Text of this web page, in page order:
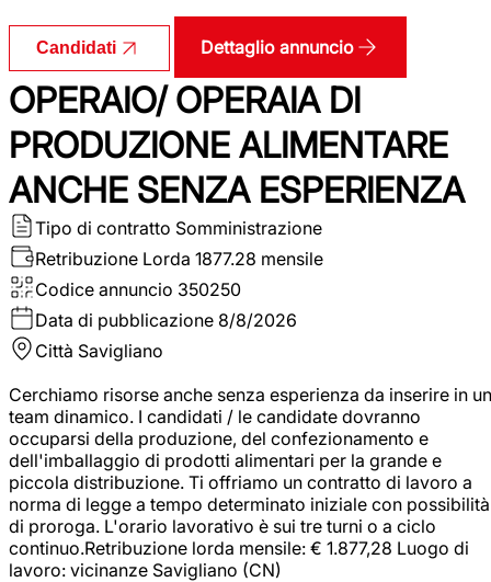
Candidati Dettaglio annuncio
OPERAIO/ OPERAIA DI
PRODUZIONE ALIMENTARE
ANCHE SENZA ESPERIENZA
Tipo di contratto Somministrazione
Retribuzione Lorda 1877.28 mensile
Codice annuncio 350250
Data di pubblicazione 8/8/2026
Città Savigliano
Cerchiamo risorse anche senza esperienza da inserire in un
team dinamico. I candidati / le candidate dovranno
occuparsi della produzione, del confezionamento e
dell'imballaggio di prodotti alimentari per la grande e
piccola distribuzione. Ti offriamo un contratto di lavoro a
norma di legge a tempo determinato iniziale con possibilità
di proroga. L'orario lavorativo è sui tre turni o a ciclo
continuo.Retribuzione lorda mensile: € 1.877,28 Luogo di
lavoro: vicinanze Savigliano (CN)